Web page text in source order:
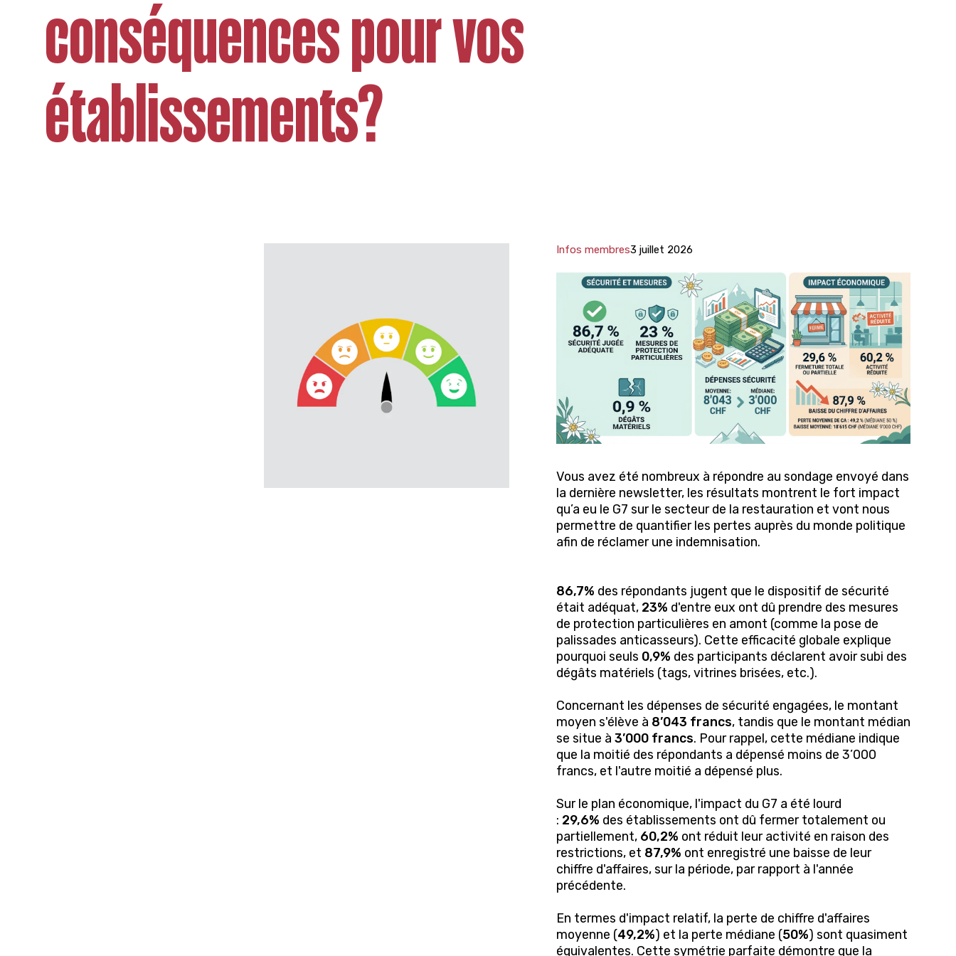
conséquences pour vos
établissements?
Infos membres3 juillet 2026
Vous avez été nombreux à répondre au sondage envoyé dans
la dernière newsletter, les résultats montrent le fort impact
qu’a eu le G7 sur le secteur de la restauration et vont nous
permettre de quantifier les pertes auprès du monde politique
afin de réclamer une indemnisation.
86,7% des répondants jugent que le dispositif de sécurité
était adéquat, 23% d'entre eux ont dû prendre des mesures
de protection particulières en amont (comme la pose de
palissades anticasseurs). Cette efficacité globale explique
pourquoi seuls 0,9% des participants déclarent avoir subi des
dégâts matériels (tags, vitrines brisées, etc.).
Concernant les dépenses de sécurité engagées, le montant
moyen s'élève à 8’043 francs, tandis que le montant médian
se situe à3’000 francs. Pour rappel, cette médiane indique
que la moitié des répondants a dépensé moins de 3’000
francs, et l'autre moitié a dépensé plus.
Sur le plan économique, l'impact du G7 a été lourd
: 29,6% des établissements ont dû fermer totalement ou
partiellement, 60,2% ont réduit leur activité en raison des
restrictions, et 87,9% ont enregistré une baisse de leur
chiffre d'affaires, sur la période, par rapport à l'année
précédente.
En termes d'impact relatif, la perte de chiffre d'affaires
moyenne (49,2%) et la perte médiane (50%) sont quasiment
équivalentes. Cette symétrie parfaite démontre que la